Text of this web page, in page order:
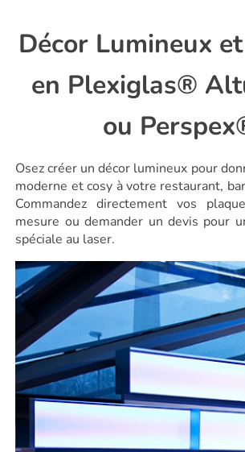
Décor Lumineux
en Plexiglas®
ou
Osez créer un décor lumineux pour
moderne et cosy à votre restaurant,
Commandez directement vos
mesure ou demander un devis pour
spéciale au laser.